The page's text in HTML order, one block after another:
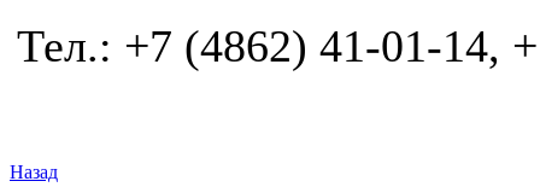
Тел.: +7 (4862) 41-01-14,
Назад